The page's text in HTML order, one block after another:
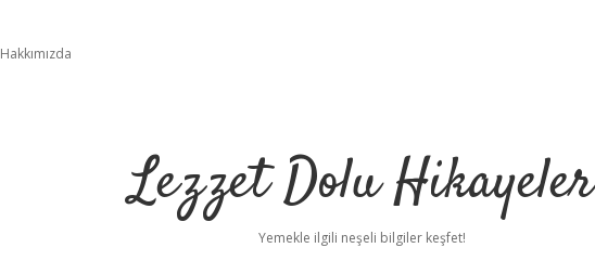
Hakkımızda
Lezzet Dolu Hikayeler
Yemekle ilgili neşeli bilgiler keşfet!